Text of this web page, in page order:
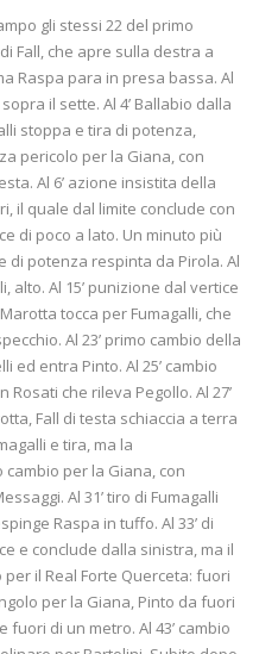
gli stessi 22 del primo
Fall, che apre sulla destra a
Raspa para in presa bassa. Al
il sette. Al 4’ Ballabio dalla
stoppa e tira di potenza,
pericolo per la Giana, con
Al 6’ azione insistita della
il quale dal limite conclude con
di poco a lato. Un minuto più
di potenza respinta da Pirola. Al
alto. Al 15’ punizione dal vertice
tocca per Fumagalli, che
Al 23’ primo cambio della
ed entra Pinto. Al 25’ cambio
che rileva Pegollo. Al 27’
Fall di testa schiaccia a terra
e tira, ma la
cambio per la Giana, con
Al 31’ tiro di Fumagalli
Raspa in tuffo. Al 33’ di
e conclude dalla sinistra, ma il
per il Real Forte Querceta: fuori
per la Giana, Pinto da fuori
di un metro. Al 43’ cambio